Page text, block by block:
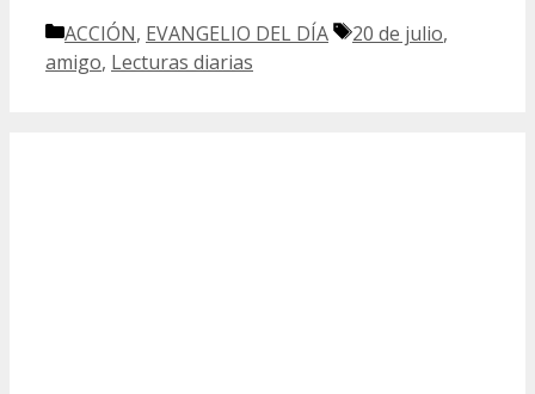
Categorías
ACCIÓN, EVANGELIO DEL DÍA Etiquetas
20 de julio,
amigo, Lecturas diarias